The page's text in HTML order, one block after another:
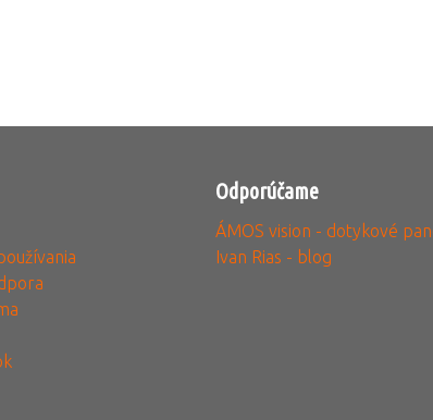
Odporúčame
ÁMOS vision - dotykové
Ivan Rias - blog